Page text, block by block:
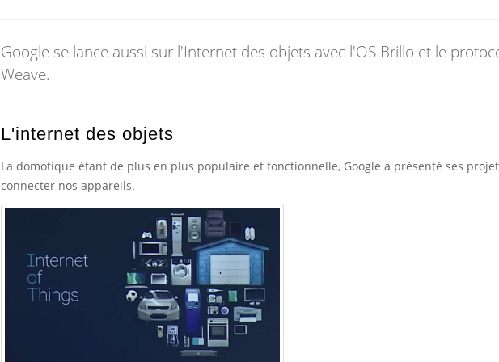
Google se lance aussi sur l'Internet des objets avec l'OS Brillo et le
Weave.
L'internet des objets
La domotique étant de plus en plus populaire et fonctionnelle, Google a présenté ses
connecter nos appareils.